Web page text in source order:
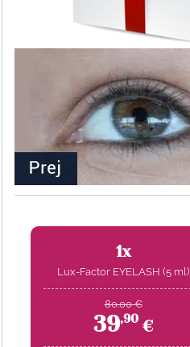
1x
Lux-Factor EYELASH (5 ml)
80.00 €
39,90 €